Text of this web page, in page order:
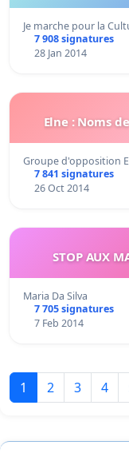
Je marche pour la
7 908 signatures
28 Jan 2014
Elne : Noms
Groupe d'opposition
7 841 signatures
26 Oct 2014
STOP AUX
Maria Da Silva
7 705 signatures
7 Feb 2014
1 2 3 4